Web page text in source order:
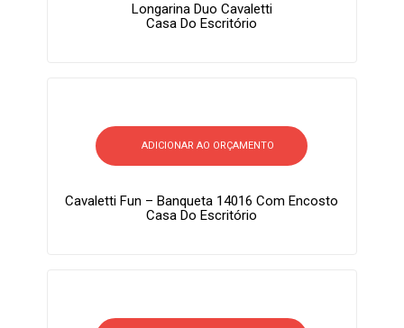
Longarina Duo Cavaletti
Casa Do Escritório
ADICIONAR AO ORÇAMENTO
Cavaletti Fun – Banqueta 14016 Com Encosto
Casa Do Escritório